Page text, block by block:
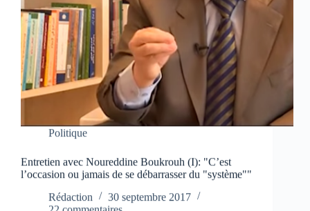
Politique
Entretien avec Noureddine Boukrouh (I): "C’est
l’occasion ou jamais de se débarrasser du "système""
Rédaction
30 septembre 2017